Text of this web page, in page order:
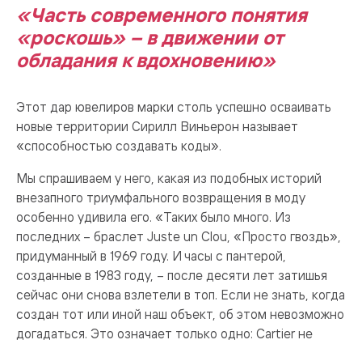
«Часть современного понятия
«роскошь» – в движении от
обладания к вдохновению»
Этот дар ювелиров марки столь успешно осваивать
новые территории Сирилл Виньерон называет
«способностью создавать коды».
Мы спрашиваем у него, какая из подобных историй
внезапного триумфального возвращения в моду
особенно удивила его. «Таких было много. Из
последних – браслет Juste un Clou, «Просто гвоздь»,
придуманный в 1969 году. И часы с пантерой,
созданные в 1983 году, – после десяти лет затишья
сейчас они снова взлетели в топ. Если не знать, когда
создан тот или иной наш объект, об этом невозможно
догадаться. Это означает только одно: Cartier не